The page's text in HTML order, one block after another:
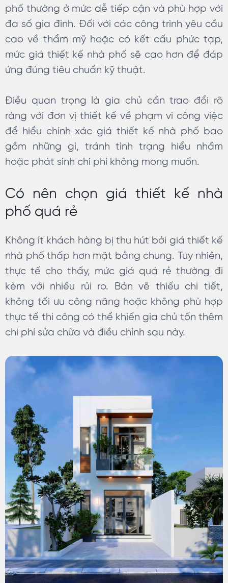
phố thường ở mức dễ tiếp cận và phù hợp với
đa số gia đình. Đối với các công trình yêu cầu
cao về thẩm mỹ hoặc có kết cấu phức tạp,
mức giá thiết kế nhà phố sẽ cao hơn để đáp
ứng đúng tiêu chuẩn kỹ thuật.
Điều quan trọng là gia chủ cần trao đổi rõ
ràng với đơn vị thiết kế về phạm vi công việc
để hiểu chính xác giá thiết kế nhà phố bao
gồm những gì, tránh tình trạng hiểu nhầm
hoặc phát sinh chi phí không mong muốn.
Có nên chọn giá thiết kế nhà
phố quá rẻ
Không ít khách hàng bị thu hút bởi giá thiết kế
nhà phố thấp hơn mặt bằng chung. Tuy nhiên,
thực tế cho thấy, mức giá quá rẻ thường đi
kèm với nhiều rủi ro. Bản vẽ thiếu chi tiết,
không tối ưu công năng hoặc không phù hợp
thực tế thi công có thể khiến gia chủ tốn thêm
chi phí sửa chữa và điều chỉnh sau này.